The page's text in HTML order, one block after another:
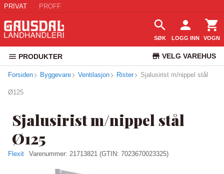
PRIVAT PROFF
SØK LOGG INN VOGN
PRODUKTER VELG VAREHUS
KUNDESERVICE
Forsiden Byggevare Ventilasjon Rister Sjalusirist m/nippel stål
Ø125
Sjalusirist m/nippel stål
Ø125
Flexit Varenummer: 21713821 (GTIN: 7023670023325)